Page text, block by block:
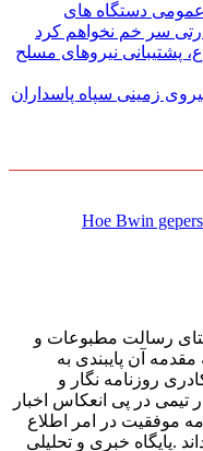
دستگاه های
سر خم نخواهم کرد
پشتیبانی نیرو‌های مسلح
زمینی سپاه پاسداران
Hoe Bwin
رسالت مطبوعات و
آن پایبندی به
روزنامه نگار و
تیمی در پی انعکاس اخبار
موفقیت در امر اطلاع
.پایگاه خبری و تحلیلی